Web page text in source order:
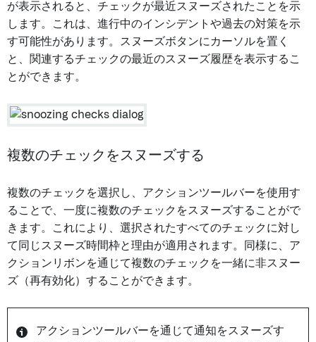
が表示されると、チェックが最近スヌーズされたことを示
します。これは、進行中のインシデントや過去の対策を示
す可能性があります。スヌーズボタンにカーソルを置く
と、関連するチェックの最近のスヌーズ履歴を表示するこ
とができます。
複数のチェックをスヌーズする
複数のチェックを選択し、アクションツールバーを使用す
ることで、一度に複数のチェックをスヌーズすることがで
きます。これにより、選択されたすべてのチェックに対し
て同じスヌーズ時間枠と理由が適用されます。同様に、ア
クションリボンを通じて複数のチェックを一緒に非スヌー
ズ（再有効化）することができます。
アクションツールバーを通じて通知をスヌーズす